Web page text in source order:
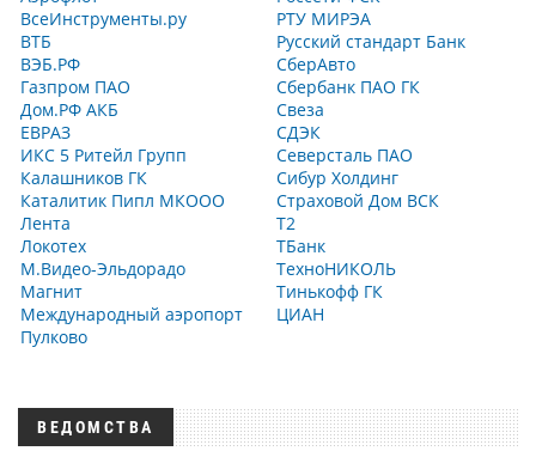
ВсеИнструменты.ру
ВТБ
ВЭБ.РФ
Газпром ПАО
Дом.РФ АКБ
ЕВРАЗ
ИКС 5 Ритейл Групп
Калашников ГК
Каталитик Пипл МКООО
Лента
Локотех
М.Видео-Эльдорадо
Магнит
Международный аэропорт
Пулково
РТУ МИРЭА
Русский стандарт Банк
СберАвто
Сбербанк ПАО ГК
Свеза
СДЭК
Северсталь ПАО
Сибур Холдинг
Страховой Дом ВСК
Т2
ТБанк
ТехноНИКОЛЬ
Тинькофф ГК
ЦИАН
ВЕДОМСТВА